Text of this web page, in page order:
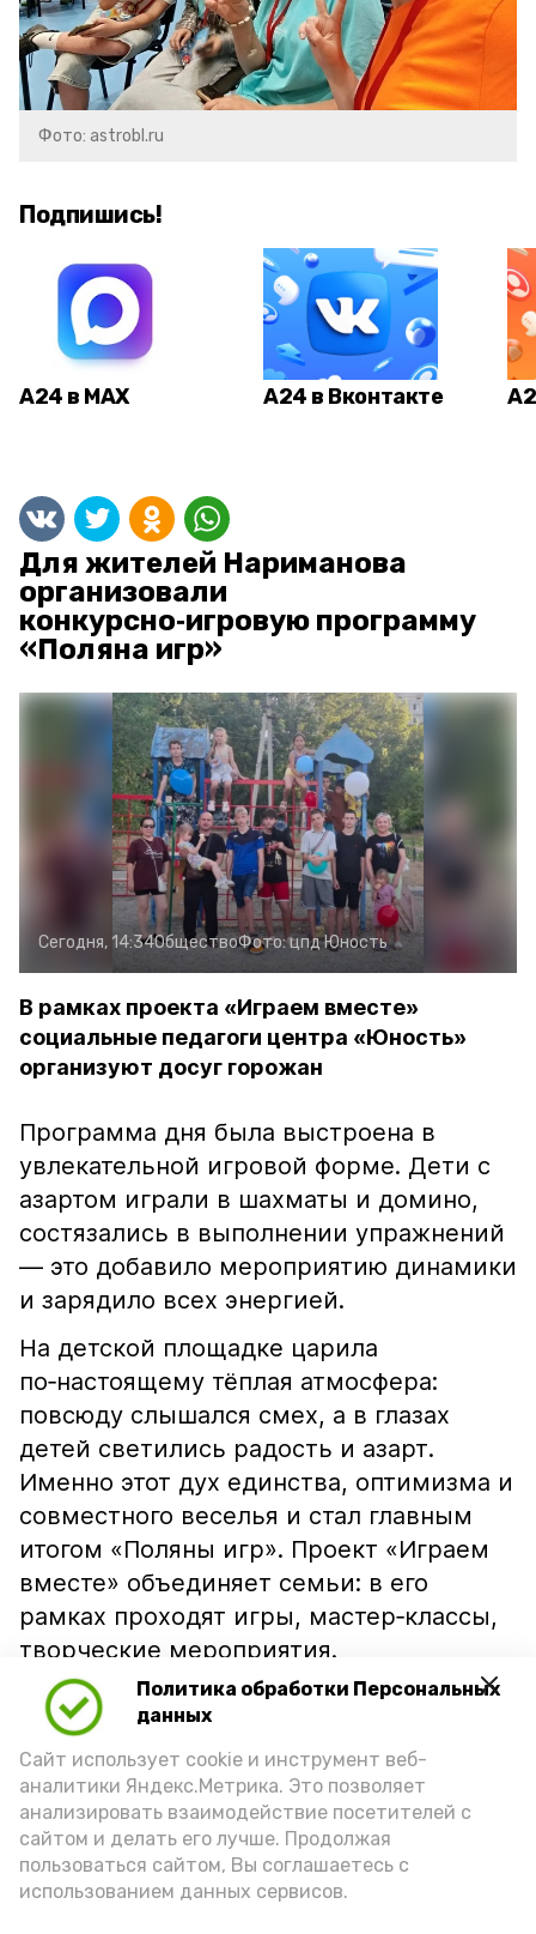
Политика обработки Персональных
данных
Сайт использует cookie и инструмент веб-
аналитики Яндекс.Метрика. Это позволяет
анализировать взаимодействие посетителей с
сайтом и делать его лучше. Продолжая
пользоваться сайтом, Вы соглашаетесь с
использованием данных сервисов.
Фото: astrobl.ru
Подпишись!
А24 в MAX А24 в Вконтакте
Для жителей Нариманова
организовали
конкурсно‑игровую программу
«Поляна игр»
Сегодня, 14:34ОбществоФото:цпд Юность
В рамках проекта «Играем вместе»
социальные педагоги центра «Юность»
организуют досуг горожан
Программа дня была выстроена в
увлекательной игровой форме. Дети с
азартом играли в шахматы и домино,
состязались в выполнении упражнений
— это добавило мероприятию динамики
и зарядило всех энергией.
На детской площадке царила
по‑настоящему тёплая атмосфера:
повсюду слышался смех, а в глазах
детей светились радость и азарт.
Именно этот дух единства, оптимизма и
совместного веселья и стал главным
итогом «Поляны игр». Проект «Играем
вместе» объединяет семьи: в его
рамках проходят игры, мастер‑классы,
творческие мероприятия.
«Совместный досуг помогает
наладить диалог между родителями
и детьми, укрепить семейные
отношения и подарить всем
участникам яркие эмоции», — говорят
специалисты наримановского центра